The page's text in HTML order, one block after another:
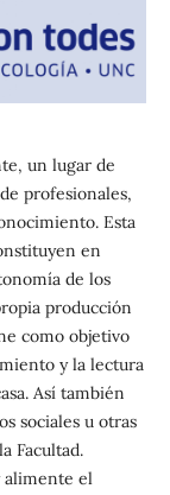
un lugar de
profesionales,
Esta
en
de los
producción
como objetivo
y la lectura
Así también
sociales u otras
Facultad.
alimente el